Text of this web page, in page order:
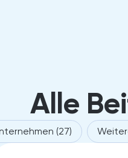
Alle
(27)